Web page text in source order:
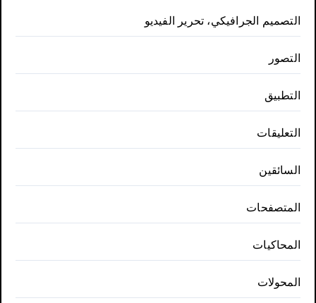
التصميم الجرافيكي، تحرير الفيديو
التصور
التطبيق
التعليقات
السائقين
المتصفحات
المحاكيات
المحولات